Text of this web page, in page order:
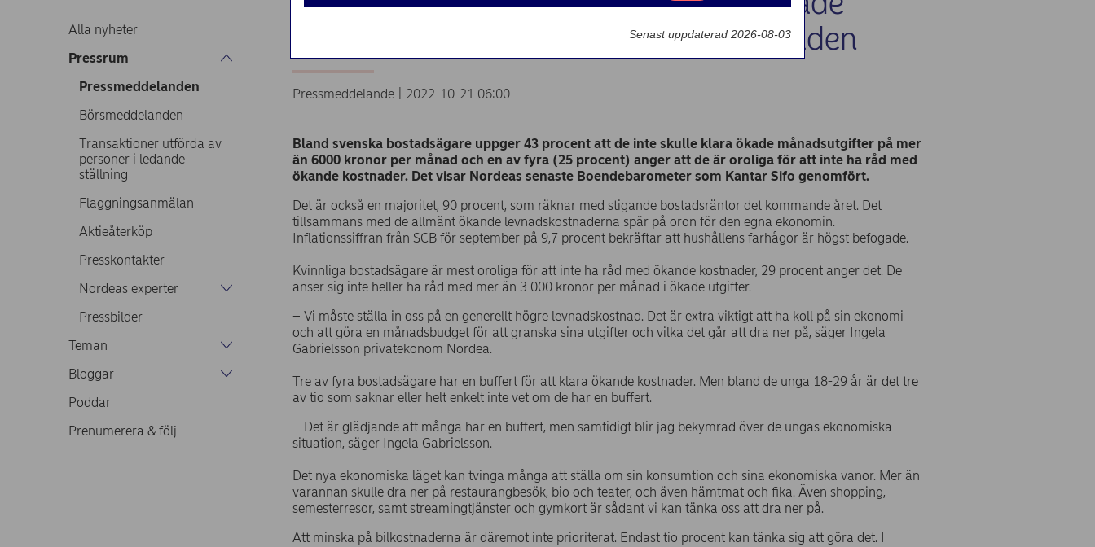
Alla nyheter
Pressrum
Pressmeddelanden
Börsmeddelanden
Transaktioner utförda av
personer i ledande
ställning
Flaggningsanmälan
Aktieåterköp
Presskontakter
Nordeas experter
Pressbilder
Teman
Bloggar
Poddar
Prenumerera & följ
utgifter på mer än 6 000 kronor i månaden
Pressmeddelande | 2022-10-21 06:00
Bland svenska bostadsägare uppger 43 procent att de inte skulle klara ökade månadsutgifter på mer
än 6000 kronor per månad och en av fyra (25 procent) anger att de är oroliga för att inte ha råd med
ökande kostnader. Det visar Nordeas senaste Boendebarometer som Kantar Sifo genomfört.
Det är också en majoritet, 90 procent, som räknar med stigande bostadsräntor det kommande året. Det
tillsammans med de allmänt ökande levnadskostnaderna spär på oron för den egna ekonomin.
Inflationssiffran från SCB för september på 9,7 procent bekräftar att hushållens farhågor är högst befogade.
Kvinnliga bostadsägare är mest oroliga för att inte ha råd med ökande kostnader, 29 procent anger det. De
anser sig inte heller ha råd med mer än 3 000 kronor per månad i ökade utgifter.
– Vi måste ställa in oss på en generellt högre levnadskostnad. Det är extra viktigt att ha koll på sin ekonomi
och att göra en månadsbudget för att granska sina utgifter och vilka det går att dra ner på, säger Ingela
Gabrielsson privatekonom Nordea.
Tre av fyra bostadsägare har en buffert för att klara ökande kostnader. Men bland de unga 18-29 år är det tre
av tio som saknar eller helt enkelt inte vet om de har en buffert.
– Det är glädjande att många har en buffert, men samtidigt blir jag bekymrad över de ungas ekonomiska
situation, säger Ingela Gabrielsson.
Det nya ekonomiska läget kan tvinga många att ställa om sin konsumtion och sina ekonomiska vanor. Mer än
varannan skulle dra ner på restaurangbesök, bio och teater, och även hämtmat och fika. Även shopping,
semesterresor, samt streamingtjänster och gymkort är sådant vi kan tänka oss att dra ner på.
Att minska på bilkostnaderna är däremot inte prioriterat. Endast tio procent kan tänka sig att göra det. I
Marknadsföring
Senast uppdaterad 2026-08-03